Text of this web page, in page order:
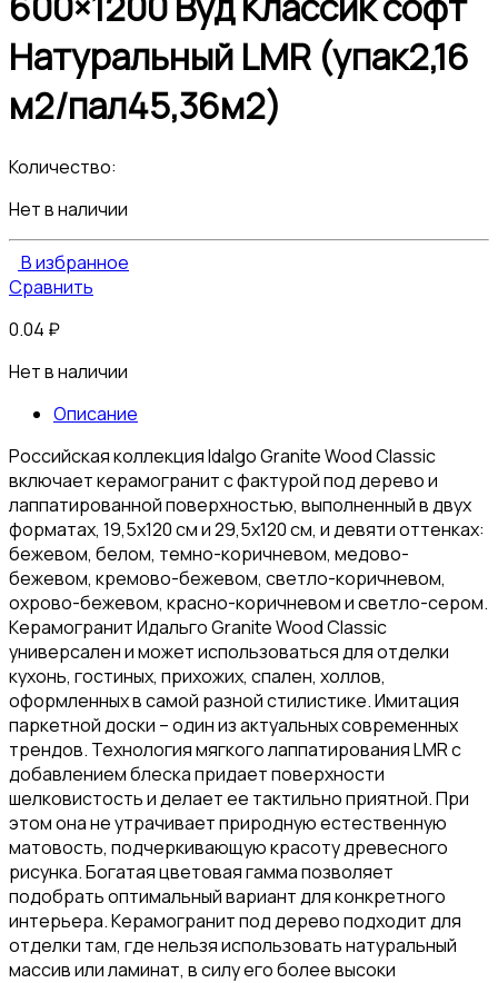
Натуральный LMR (упак2,16
м2/пал45,36м2)
Количество:
Нет в наличии
В избранное
Сравнить
0.04 ₽
Нет в наличии
Описание
Российская коллекция Idalgo Granite Wood Classic
включает керамогранит с фактурой под дерево и
лаппатированной поверхностью, выполненный в двух
форматах, 19,5х120 см и 29,5х120 см, и девяти оттенках:
бежевом, белом, темно-коричневом, медово-
бежевом, кремово-бежевом, светло-коричневом,
охрово-бежевом, красно-коричневом и светло-сером.
Керамогранит Идальго Granite Wood Classiс
универсален и может использоваться для отделки
кухонь, гостиных, прихожих, спален, холлов,
оформленных в самой разной стилистике. Имитация
паркетной доски – один из актуальных современных
трендов. Технология мягкого лаппатирования LМR с
добавлением блеска придает поверхности
шелковистость и делает ее тактильно приятной. При
этом она не утрачивает природную естественную
матовость, подчеркивающую красоту древесного
рисунка. Богатая цветовая гамма позволяет
подобрать оптимальный вариант для конкретного
интерьера. Керамогранит под дерево подходит для
отделки там, где нельзя использовать натуральный
массив или ламинат, в силу его более высоки